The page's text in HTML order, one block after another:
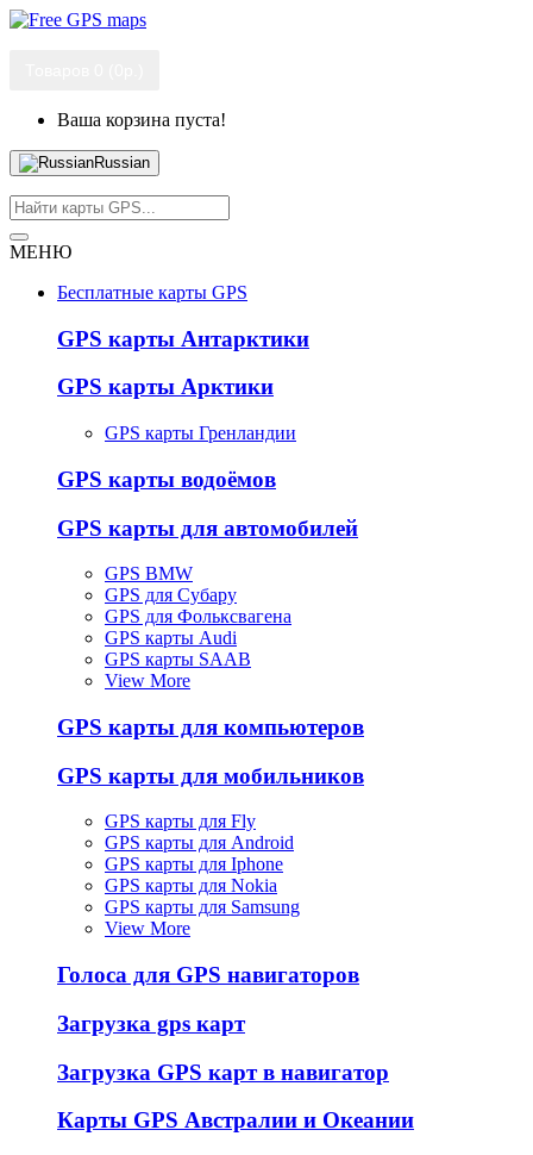
Ваша корзина пуста!
Russian
МЕНЮ
Бесплатные карты GPS
GPS карты Антарктики
GPS карты Арктики
GPS карты Гренландии
GPS карты водоёмов
GPS карты для автомобилей
GPS BMW
GPS для Субару
GPS для Фольксвагена
GPS карты Audi
GPS карты SAAB
View More
GPS карты для компьютеров
GPS карты для мобильников
GPS карты для Fly
GPS карты для Android
GPS карты для Iphone
GPS карты для Nokia
GPS карты для Samsung
View More
Голоса для GPS навигаторов
Загрузка gps карт
Загрузка GPS карт в навигатор
Карты GPS Австралии и Океании